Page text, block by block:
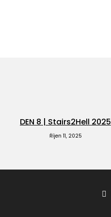
DEN 8 | Stairs2Hell 2025
Říjen 11, 2025